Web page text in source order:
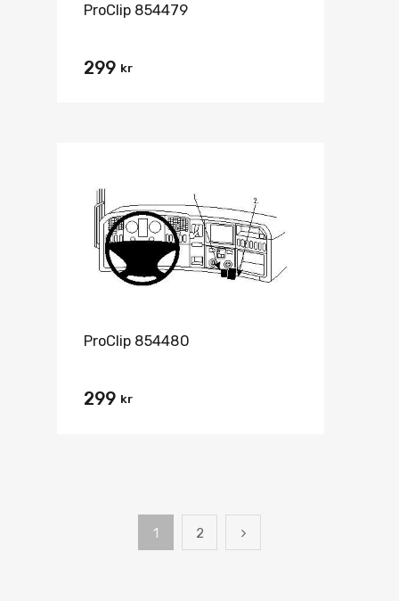
ProClip 854479
299 kr
ProClip 854480
299 kr
1 2